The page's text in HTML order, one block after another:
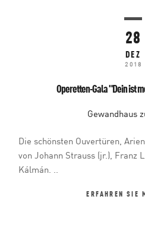
28
DEZ
2018
Operetten-Gala "Dein ist
Gewandhaus
Die schönsten Ouvertüren,
von Johann Strauss (jr.), Franz
Kálmán. ..
ERFAHREN SIE